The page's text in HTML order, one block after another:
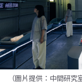
（圖片提供：中間研究